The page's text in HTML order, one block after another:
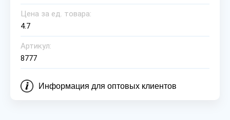
Цена за ед. товара:
4.7
Артикул:
8777
Информация для оптовых клиентов